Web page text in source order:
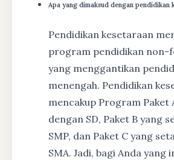
Apa yang dimaksud dengan pendidikan
Pendidikan kesetaraan
program pendidikan non-
yang menggantikan
menengah. Pendidikan
mencakup Program Paket
dengan SD, Paket B yang
SMP, dan Paket C yang
SMA. Jadi, bagi Anda yang